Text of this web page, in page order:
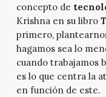
concepto de
Krishna en su libro
primero,
hagamos sea lo
cuando trabajamos
es lo que centra la
en función de este.